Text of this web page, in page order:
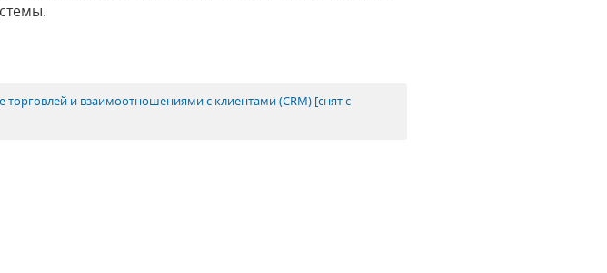
торговлей и взаимоотношениями с клиентами (CRM) [снят с